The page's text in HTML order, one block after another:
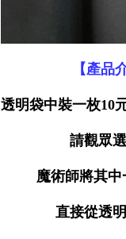
【產品
透明袋中裝一枚10
請觀眾
魔術師將其中
直接從透